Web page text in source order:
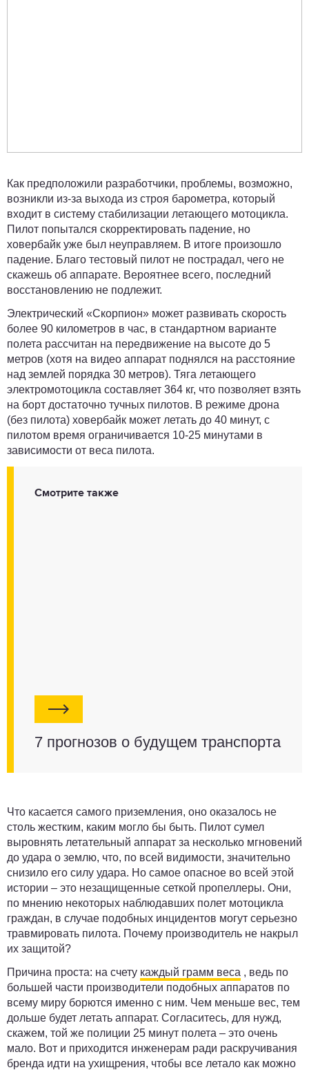
Как предположили разработчики, проблемы, возможно,
возникли из-за выхода из строя барометра, который
входит в систему стабилизации летающего мотоцикла.
Пилот попытался скорректировать падение, но
ховербайк уже был неуправляем. В итоге произошло
падение. Благо тестовый пилот не пострадал, чего не
скажешь об аппарате. Вероятнее всего, последний
восстановлению не подлежит.
Электрический «Скорпион» может развивать скорость
более 90 километров в час, в стандартном варианте
полета рассчитан на передвижение на высоте до 5
метров (хотя на видео аппарат поднялся на расстояние
над землей порядка 30 метров). Тяга летающего
электромотоцикла составляет 364 кг, что позволяет взять
на борт достаточно тучных пилотов. В режиме дрона
(без пилота) ховербайк может летать до 40 минут, с
пилотом время ограничивается 10-25 минутами в
зависимости от веса пилота.
Смотрите также
7 прогнозов о будущем транспорта
Что касается самого приземления, оно оказалось не
столь жестким, каким могло бы быть. Пилот сумел
выровнять летательный аппарат за несколько мгновений
до удара о землю, что, по всей видимости, значительно
снизило его силу удара. Но самое опасное во всей этой
истории – это незащищенные сеткой пропеллеры. Они,
по мнению некоторых наблюдавших полет мотоцикла
граждан, в случае подобных инцидентов могут серьезно
травмировать пилота. Почему производитель не накрыл
их защитой?
Причина проста: на счету каждый грамм веса , ведь по
большей части производители подобных аппаратов по
всему миру борются именно с ним. Чем меньше вес, тем
дольше будет летать аппарат. Согласитесь, для нужд,
скажем, той же полиции 25 минут полета – это очень
мало. Вот и приходится инженерам ради раскручивания
бренда идти на ухищрения, чтобы все летало как можно